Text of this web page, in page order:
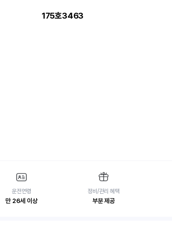
175호3463
운전연령
만 26세 이상
정비/관리 혜택
부분 제공